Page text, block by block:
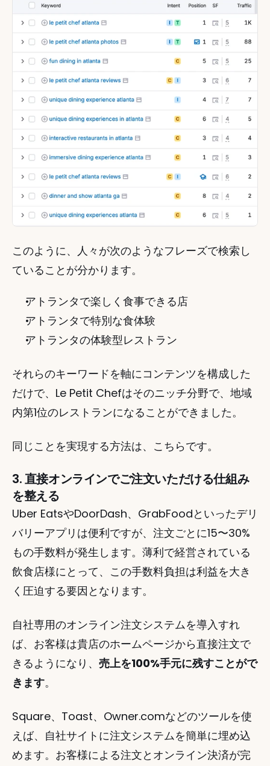
このように、人々が次のようなフレーズで検索し
ていることが分かります。
アトランタで楽しく食事できる店
アトランタで特別な食体験
アトランタの体験型レストラン
それらのキーワードを軸にコンテンツを構成した
だけで、Le Petit Chefはそのニッチ分野で、地域
内第1位のレストランになることができました。
同じことを実現する方法は、こちらです。
3. 直接オンラインでご注文いただける仕組み
を整える
Uber EatsやDoorDash、GrabFoodといったデリ
バリーアプリは便利ですが、注文ごとに15〜30%
もの手数料が発生します。薄利で経営されている
飲食店様にとって、この手数料負担は利益を大き
く圧迫する要因となります。
自社専用のオンライン注文システムを導入すれ
ば、お客様は貴店のホームページから直接注文で
きるようになり、 売上を100%手元に残すことがで
きます。
Square、Toast、Owner.comなどのツールを使
えば、自社サイトに注文システムを簡単に埋め込
めます。お客様による注文とオンライン決済が完